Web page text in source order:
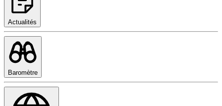
Actualités
Baromètre